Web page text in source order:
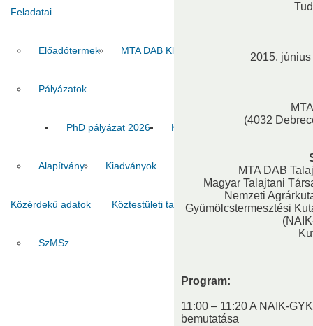
Feladatai
Előadótermek MTA DAB Klub Vendégszobák
Pályázatok
PhD pályázat 2026 Kiadvány pályázat 2026
Alapítvány Kiadványok
Közérdekű adatok
SzMSz
Köztestületi tagok Kapcsolat
2015.
(4032
MTA DAB
Magyar Talajtani
Nemzeti
Gyümölcstermesztési
Program:
11:00 – 11:20 A NAIK-
bemutatása